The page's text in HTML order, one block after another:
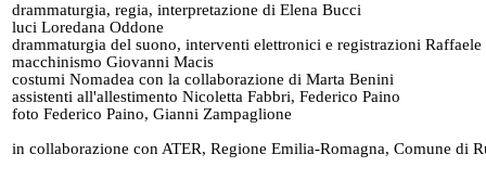
drammaturgia, regia, interpretazione di Elena Bucci
luci Loredana Oddone
drammaturgia del suono, interventi elettronici e registrazioni Raffaele
macchinismo Giovanni Macis
costumi Nomadea con la collaborazione di Marta Benini
assistenti all'allestimento Nicoletta Fabbri, Federico Paino
foto Federico Paino, Gianni Zampaglione
in collaborazione con ATER, Regione Emilia-Romagna, Comune di